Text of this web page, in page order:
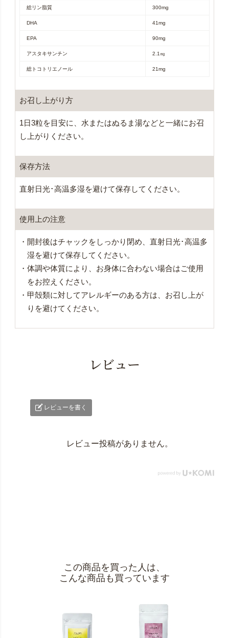
総リン脂質 300mg
DHA 41mg
EPA 90mg
アスタキサンチン 2.1㎎
総トコトリエノール 21mg
お召し上がり方
1日3粒を目安に、水またはぬるま湯などと一緒にお召
し上がりください。
保存方法
直射日光･高温多湿を避けて保存してください。
使用上の注意
・開封後はチャックをしっかり閉め、直射日光･高温多
湿を避けて保存してください。
・体調や体質により、お身体に合わない場合はご使用
をお控えください。
・甲殻類に対してアレルギーのある方は、お召し上が
りを避けてください。
レビュー
レビューを書く
レビュー投稿がありません。
この商品を買った人は、
こんな商品も買っています